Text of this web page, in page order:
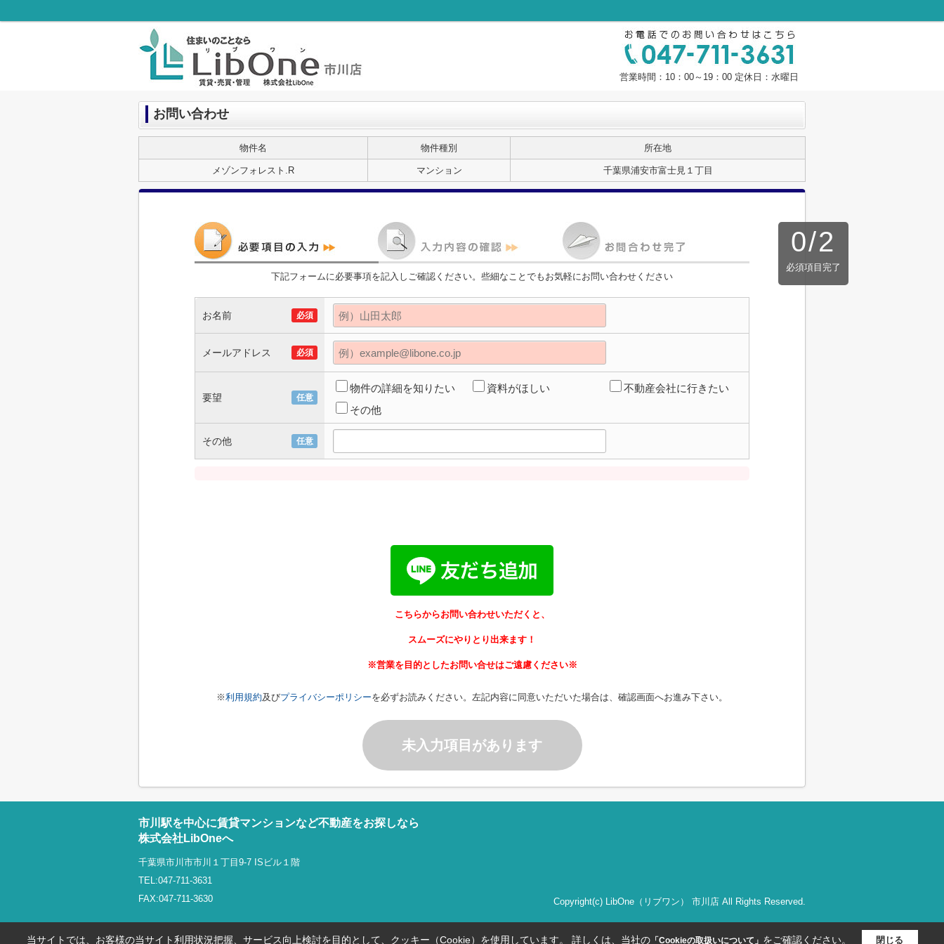
営業時間：10：00～19：00 定休日：水曜日
お問い合わせ
物件名 物件種別 所在地
メゾンフォレスト.R マンション 千葉県浦安市富士見１丁目
0/2
必須項目完了
下記フォームに必要事項を記入しご確認ください。些細なことでもお気軽にお問い合わせください
お名前 必須
メールアドレス 必須
要望 任意
物件の詳細を知りたい 資料がほしい
不動産会社に行きたい
その他
その他 任意
こちらからお問い合わせいただくと、
スムーズにやりとり出来ます！
※営業を目的としたお問い合せはご遠慮ください※
※利用規約及びプライバシーポリシーを必ずお読みください。左記内容に同意いただいた場合は、確認画面へお進み下さい。
未入力項目があります
市川駅を中心に賃貸マンションなど不動産をお探しなら
株式会社LibOneへ
千葉県市川市市川１丁目9-7 ISビル１階
TEL:047-711-3631
FAX:047-711-3630
Copyright(c) LibOne（リブワン） 市川店 All Rights Reserved.
当サイトでは、お客様の当サイト利用状況把握、サービス向上検討を目的として、クッキー（Cookie）を使用しています。 詳しくは、当社の「Cookieの取扱いについて」 をご確認ください。 閉じる